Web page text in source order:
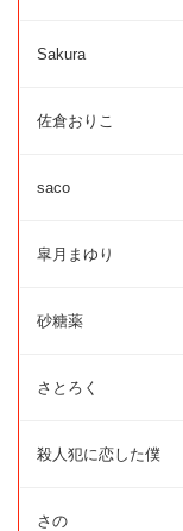
Sakura
佐倉おりこ
saco
皐月まゆり
砂糖薬
さとろく
殺人犯に恋した僕
さの